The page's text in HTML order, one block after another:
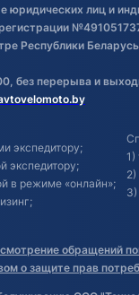
юридических лиц и
Республики
без перерыва и
экспедитору;
экспедитору;
в режиме «онлайн»;
1)
2)
обращений
о защите прав